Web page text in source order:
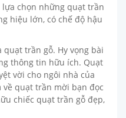
lựa chọn những quạt trần
hiệu lớn, có chế độ hậu
trần gỗ. Hy vọng bài
thông tin hữu ích. Quạt
vời cho ngôi nhà của
về quạt trần mời bạn đọc
chiếc quạt trần gỗ đẹp,